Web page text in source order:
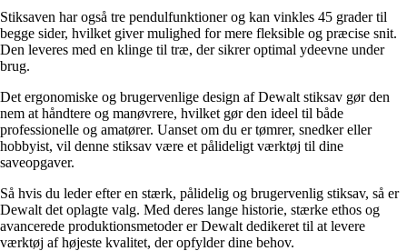
Stiksaven har også tre pendulfunktioner og kan vinkles 45 grader til
begge sider, hvilket giver mulighed for mere fleksible og præcise snit.
Den leveres med en klinge til træ, der sikrer optimal ydeevne under
brug.
Det ergonomiske og brugervenlige design af Dewalt stiksav gør den
nem at håndtere og manøvrere, hvilket gør den ideel til både
professionelle og amatører. Uanset om du er tømrer, snedker eller
hobbyist, vil denne stiksav være et pålideligt værktøj til dine
saveopgaver.
Så hvis du leder efter en stærk, pålidelig og brugervenlig stiksav, så er
Dewalt det oplagte valg. Med deres lange historie, stærke ethos og
avancerede produktionsmetoder er Dewalt dedikeret til at levere
værktøj af højeste kvalitet, der opfylder dine behov.